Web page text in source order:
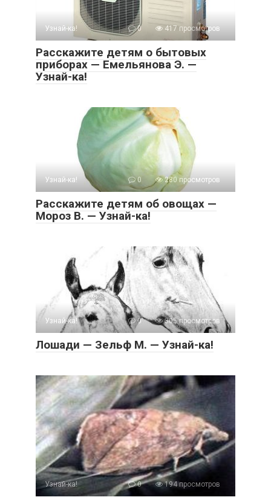
Узнай-ка! 0 417 просмотров
Расскажите детям о бытовых
приборах — Емельянова Э. —
Узнай-ка!
Узнай-ка! 0 280 просмотров
Расскажите детям об овощах —
Мороз В. — Узнай-ка!
Узнай-ка! 0 305 просмотров
Лошади — Зельф М. — Узнай-ка!
Узнай-ка! 0 194 просмотров